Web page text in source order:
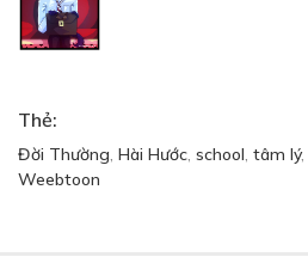
Thẻ:
Đời Thường, Hài Hước, school, tâm lý,
Weebtoon